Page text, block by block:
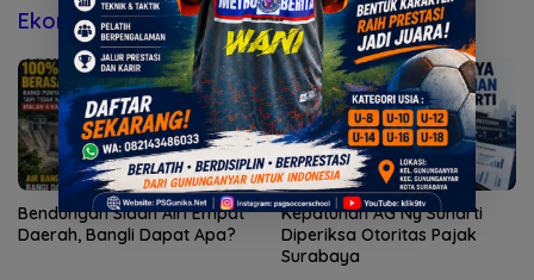
Ekonomi & Bisnis
Bendungan Sidan Airi Empat
Daerah, Bangli Dapat Apa?
Kepatuhan AG Ny Suharti
Diperiksa Otoritas Pajak
Surabaya